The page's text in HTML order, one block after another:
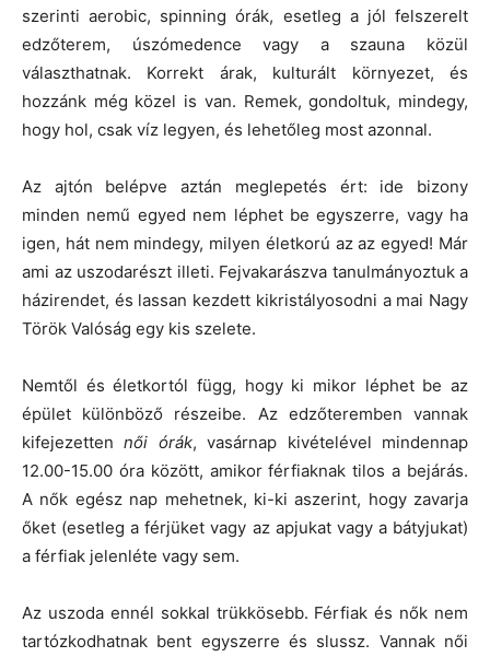
szerinti aerobic, spinning órák, esetleg a jól felszerelt
edzőterem, úszómedence vagy a szauna közül
választhatnak. Korrekt árak, kulturált környezet, és
hozzánk még közel is van. Remek, gondoltuk, mindegy,
hogy hol, csak víz legyen, és lehetőleg most azonnal.
Az ajtón belépve aztán meglepetés ért: ide bizony
minden nemű egyed nem léphet be egyszerre, vagy ha
igen, hát nem mindegy, milyen életkorú az az egyed! Már
ami az uszodarészt illeti. Fejvakarászva tanulmányoztuk a
házirendet, és lassan kezdett kikristályosodni a mai Nagy
Török Valóság egy kis szelete.
Nemtől és életkortól függ, hogy ki mikor léphet be az
épület különböző részeibe. Az edzőteremben vannak
kifejezettennői órák, vasárnap kivételével mindennap
12.00-15.00 óra között, amikor férfiaknak tilos a bejárás.
A nők egész nap mehetnek, ki-ki aszerint, hogy zavarja
őket (esetleg a férjüket vagy az apjukat vagy a bátyjukat)
a férfiak jelenléte vagy sem.
Az uszoda ennél sokkal trükkösebb. Férfiak és nők nem
tartózkodhatnak bent egyszerre és slussz. Vannak női